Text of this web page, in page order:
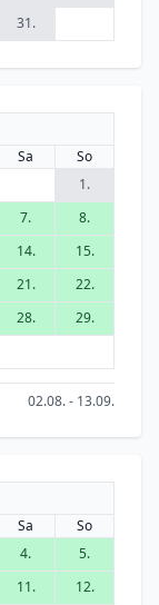
31.
Sa
So
1.
7.
8.
14.
15.
21.
22.
28.
29.
02.08. - 13.09.
Sa
So
4.
5.
11.
12.